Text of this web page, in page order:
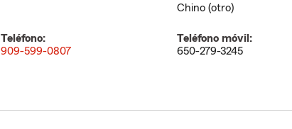
Chino (otro)
Teléfono:
909-599-0807
Teléfono móvil:
650-279-3245